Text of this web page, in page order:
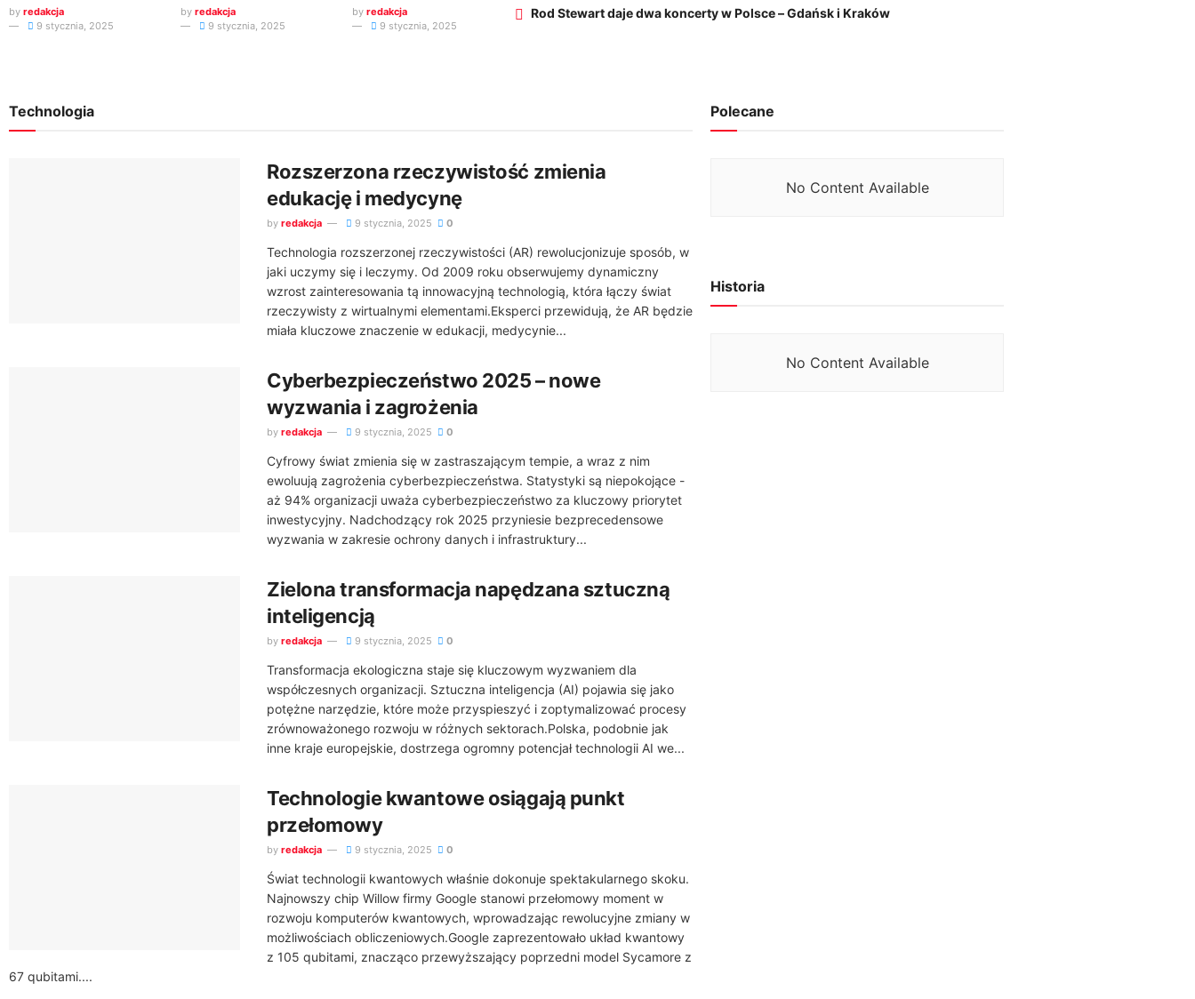
by redakcja
9 stycznia, 2025
by redakcja
9 stycznia, 2025
by redakcja
9 stycznia, 2025
Rod Stewart daje dwa koncerty w Polsce – Gdańsk i Kraków
Technologia
Rozszerzona rzeczywistość zmienia
edukację i medycynę
by redakcja 9 stycznia, 2025 0
Technologia rozszerzonej rzeczywistości (AR) rewolucjonizuje sposób, w
jaki uczymy się i leczymy. Od 2009 roku obserwujemy dynamiczny
wzrost zainteresowania tą innowacyjną technologią, która łączy świat
rzeczywisty z wirtualnymi elementami.Eksperci przewidują, że AR będzie
miała kluczowe znaczenie w edukacji, medycynie...
Cyberbezpieczeństwo 2025 – nowe
wyzwania i zagrożenia
by redakcja 9 stycznia, 2025 0
Cyfrowy świat zmienia się w zastraszającym tempie, a wraz z nim
ewoluują zagrożenia cyberbezpieczeństwa. Statystyki są niepokojące -
aż 94% organizacji uważa cyberbezpieczeństwo za kluczowy priorytet
inwestycyjny. Nadchodzący rok 2025 przyniesie bezprecedensowe
wyzwania w zakresie ochrony danych i infrastruktury...
Zielona transformacja napędzana sztuczną
inteligencją
by redakcja 9 stycznia, 2025 0
Transformacja ekologiczna staje się kluczowym wyzwaniem dla
współczesnych organizacji. Sztuczna inteligencja (AI) pojawia się jako
potężne narzędzie, które może przyspieszyć i zoptymalizować procesy
zrównoważonego rozwoju w różnych sektorach.Polska, podobnie jak
inne kraje europejskie, dostrzega ogromny potencjał technologii AI we...
Technologie kwantowe osiągają punkt
przełomowy
by redakcja 9 stycznia, 2025 0
Świat technologii kwantowych właśnie dokonuje spektakularnego skoku.
Najnowszy chip Willow firmy Google stanowi przełomowy moment w
rozwoju komputerów kwantowych, wprowadzając rewolucyjne zmiany w
możliwościach obliczeniowych.Google zaprezentowało układ kwantowy
z 105 qubitami, znacząco przewyższający poprzedni model Sycamore z
67 qubitami....
Polecane
No Content Available
Historia
No Content Available